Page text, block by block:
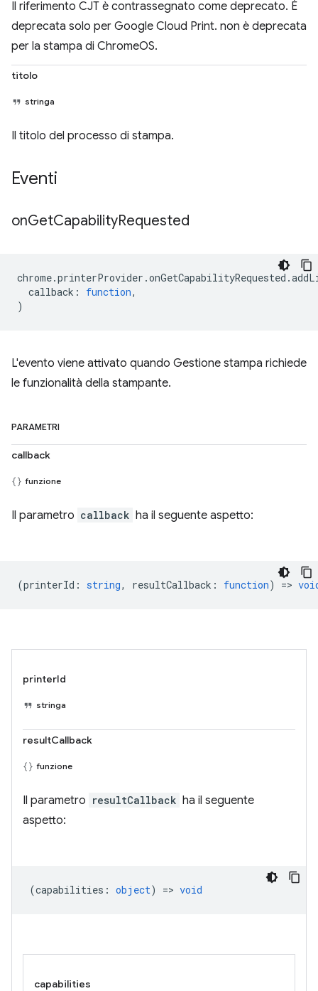
Il riferimento CJT è contrassegnato come deprecato. È
deprecata solo per Google Cloud Print. non è deprecata
per la stampa di ChromeOS.
titolo
stringa
Il titolo del processo di stampa.
Eventi
onGetCapabilityRequested
chrome.printerProvider .onGetCapabilityRequested .
callback : function,
)
L'evento viene attivato quando Gestione stampa richiede
le funzionalità della stampante.
PARAMETRI
callback
funzione
Il parametro callback ha il seguente aspetto:
(printerId : string, resultCallback : function) =>
printerId
stringa
resultCallback
funzione
Il parametro resultCallback ha il seguente
aspetto:
(capabilities : object) => void
capabilities